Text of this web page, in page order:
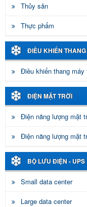
Thủy sản
Thực phẩm
ĐIỀU KHIỂN
Điều khiển thang máy
ĐIỆN MẶT TRỜI
Điện năng lượng mặt
Điện năng lượng mặt
BỘ LƯU ĐIỆN - UPS
Small data center
Large data center